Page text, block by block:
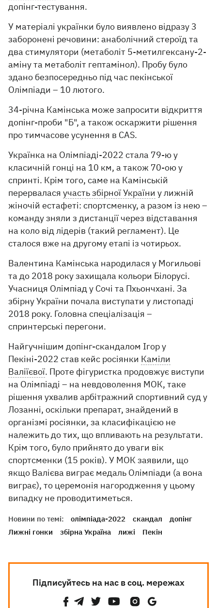
допінг-тестування.
У матеріалі українки було виявлено відразу 3
заборонені речовини: анаболічний стероїд та
два стимулятори (метаболіт 5-метилгексану-2-
аміну та метаболіт гептамінол). Пробу було
здано безпосередньо під час пекінської
Олімпіади – 10 лютого.
34-річна Камінська може запросити відкриття
допінг-проби "Б", а також оскаржити рішення
про тимчасове усунення в CAS.
Українка на Олімпіаді-2022 стала 79-ю у
класичній гонці на 10 км, а також 70-ою у
спринті. Крім того, саме на Камінській
перерваласяучасть збірної України у лижній
жіночій естафеті: спортсменку, а разом із нею –
команду зняли з дистанції через відставання
на коло від лідерів (такий регламент). Це
сталося вже на другому етапі із чотирьох.
Валентина Камінська народилася у Могильові
та до 2018 року захищала кольори Білорусі.
Учасниця Олімпіад у Сочі та Пхьончхані. За
збірну України почала виступати у листопаді
2018 року. Головна спеціалізація –
спринтерські перегони.
Найгучнішим допінг-скандалом Ігор у
Пекіні-2022 став кейс росіянки Каміли
Валіїєвої. Проте фігуристка продовжує виступи
на Олімпіаді – на невдоволення МОК, таке
рішення ухвалив арбітражний спортивний суд у
Лозанні, оскільки препарат, знайдений в
організмі росіянки, за класифікацією не
належить до тих, що впливають на результати.
Крім того, було прийнято до уваги вік
спортсменки (15 років). У МОК заявили, що
якщо Валієва виграє медаль Олімпіади (а вона
виграє), то церемонія нагородження у цьому
випадку не проводитиметься.
Новини по темі: олімпіада-2022 скандал
допінг
Лижні гонки
збірна Україна лижі Пекін
Підписуйтесь на нас в соц. мережах